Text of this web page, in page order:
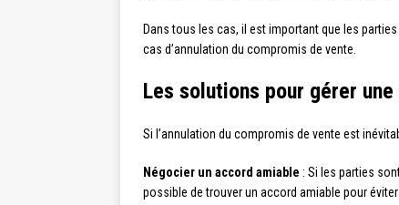
Dans tous les cas, il est important que les
cas d’annulation du compromis de vente.
Les solutions pour gérer
Si l’annulation du compromis de vente est
Négocier un accord amiable : Si les parties
possible de trouver un accord amiable pour